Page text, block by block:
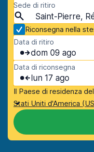
Sede di ritiro
Saint-Pierre,
Riconsegna nella
Data di ritiro
dom 09 ago
Data di riconsegna
lun 17 ago
Il Paese di residenza
Stati Uniti d'America